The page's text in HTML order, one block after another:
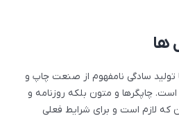
ها
تولید سادگی نامفهوم از صنعت چاپ و
است. چاپگرها و متون بلکه روزنامه و
لازم است و برای شرایط فعلی